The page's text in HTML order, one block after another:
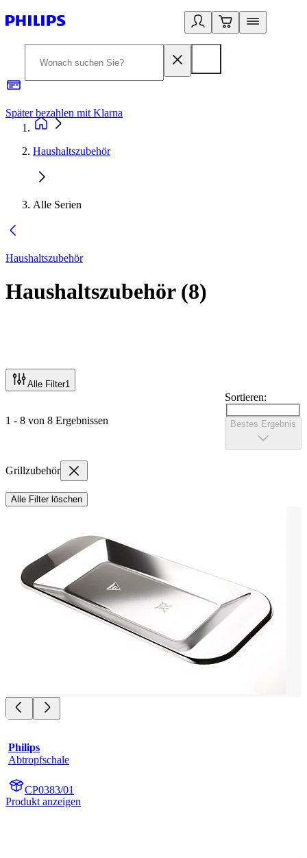
Später bezahlen mit Klarna
Haushaltszubehör
Alle Serien
Haushaltszubehör
Haushaltszubehör(8)
Alle Filter1
1 - 8 von 8 Ergebnissen
Sortieren:
Bestes Ergebnis
Grillzubehör
Alle Filter löschen
Philips
Abtropfschale
CP0383/01
Produkt anzeigen